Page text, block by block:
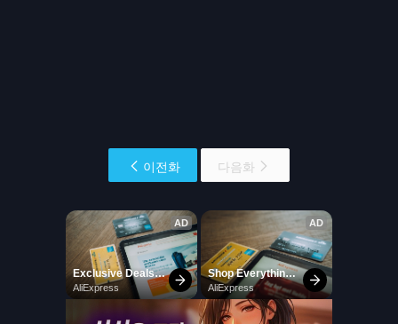
이전화 다음화